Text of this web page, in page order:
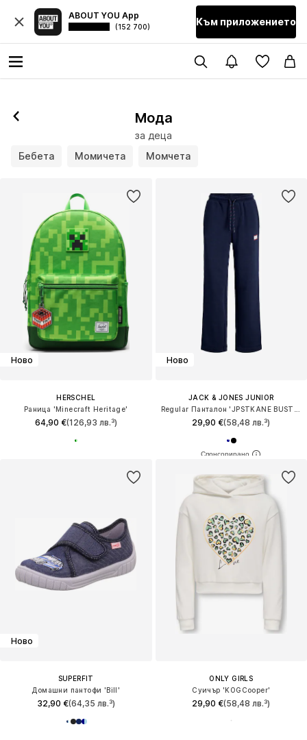
ABOUT YOU App
(152 700) Към приложението
Мода
за деца
Бебета
Момичета Момчета
Ново
HERSCHEL
Раница 'Minecraft Heritage'
64,90 €(126,93 лв.³)
Ново
JACK & JONES JUNIOR
29,90 €(58,48 лв.³)
Ново
SUPERFIT
Домашни пантофи 'Bill'
32,90 €(64,35 лв.³)
ONLY GIRLS
Суичър 'KOGCooper'
29,90 €(58,48 лв.³)